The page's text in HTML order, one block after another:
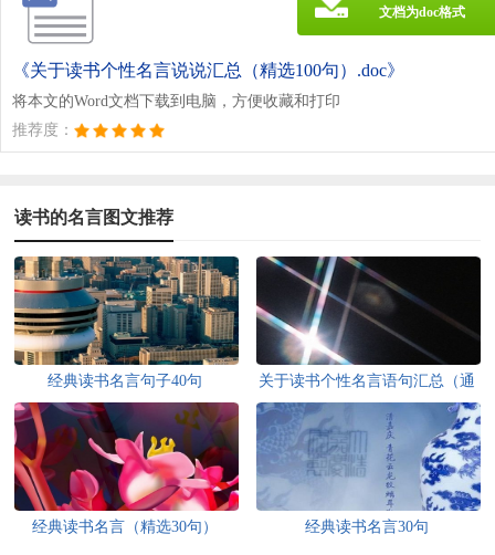
《关于读书个性名言说说汇总（精选100句）.doc》
将本文的Word文档下载到电脑，方便收藏和打印
推荐度：
文档为doc格式
读书的名言图文推荐
经典读书名言句子40句
关于读书个性名言语句汇总（通
用60句）
经典读书名言（精选30句） 经典读书名言30句